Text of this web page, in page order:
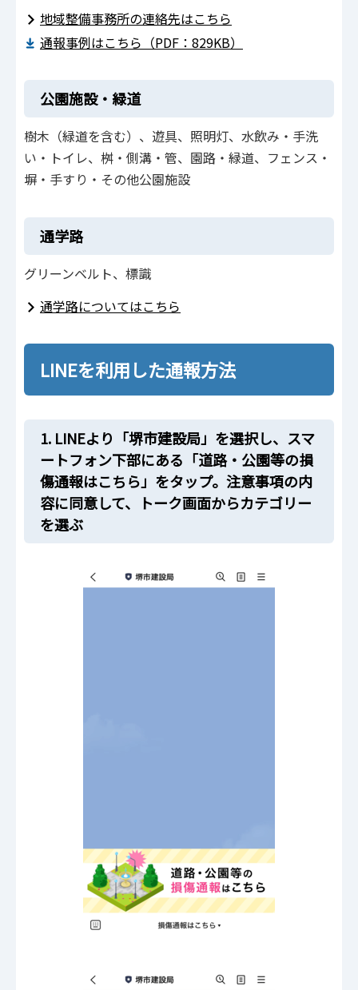
地域整備事務所の連絡先はこちら
通報事例はこちら（PDF：829KB）
公園施設・緑道
樹木（緑道を含む）、遊具、照明灯、水飲み・手洗
い・トイレ、桝・側溝・管、園路・緑道、フェンス・
塀・手すり・その他公園施設
通学路
グリーンベルト、標識
通学路についてはこちら
LINEを利用した通報方法
1. LINEより「堺市建設局」を選択し、スマ
ートフォン下部にある「道路・公園等の損
傷通報はこちら」をタップ。注意事項の内
容に同意して、トーク画面からカテゴリー
を選ぶ